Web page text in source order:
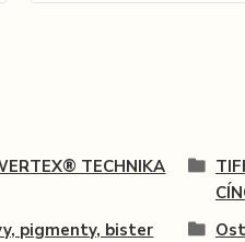
TECHNIKA
pigmenty, bister